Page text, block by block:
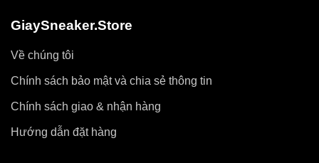
GiaySneaker.Store
Về chúng tôi
Chính sách bảo mật và chia sẻ thông tin
Chính sách giao & nhận hàng
Hướng dẫn đặt hàng